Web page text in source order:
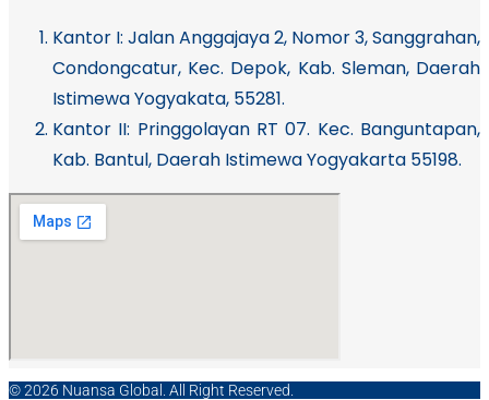
Kantor I: Jalan Anggajaya 2, Nomor 3, Sanggrahan,
Condongcatur, Kec. Depok, Kab. Sleman, Daerah
Istimewa Yogyakata, 55281.
Kantor II: Pringgolayan RT 07. Kec. Banguntapan,
Kab. Bantul, Daerah Istimewa Yogyakarta 55198.
© 2026 Nuansa Global. All Right Reserved.